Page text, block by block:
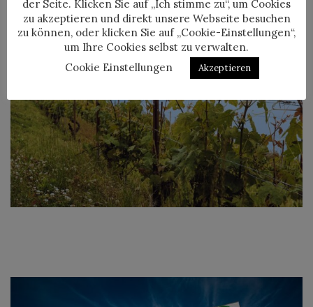
der Seite. Klicken Sie auf „Ich stimme zu“, um Cookies
zu akzeptieren und direkt unsere Webseite besuchen
zu können, oder klicken Sie auf „Cookie-Einstellungen“,
um Ihre Cookies selbst zu verwalten.
Cookie Einstellungen
Akzeptieren